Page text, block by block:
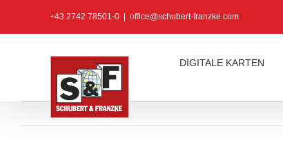
+43 2742 78501-0 office@schubert-franzke.com
DIGITALE KARTEN